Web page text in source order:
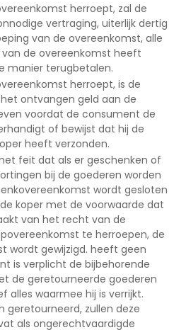
herroept, zal de
vertraging, uiterlijk dertig
van de overeenkomst, alle
de overeenkomst heeft
manier terugbetalen.
herroept, is de
ontvangen geld aan de
voordat de consument de
of bewijst dat hij de
heeft verzonden.
feit dat als er geschenken of
bij de goederen worden
wordt gesloten
koper met de voorwaarde dat
van het recht van de
te herroepen, de
wordt gewijzigd. heeft geen
is verplicht de bijbehorende
de geretourneerde goederen
alles waarmee hij is verrijkt.
geretourneerd, zullen deze
als ongerechtvaardigde